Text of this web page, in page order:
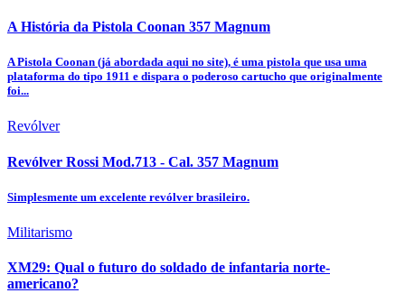
A História da Pistola Coonan 357 Magnum
A Pistola Coonan (já abordada aqui no site), é uma pistola que usa uma
plataforma do tipo 1911 e dispara o poderoso cartucho que originalmente
foi...
Revólver
Revólver Rossi Mod.713 - Cal. 357 Magnum
Simplesmente um excelente revólver brasileiro.
Militarismo
XM29: Qual o futuro do soldado de infantaria norte-
americano?